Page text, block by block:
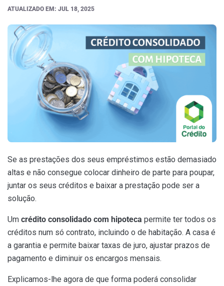
ATUALIZADO EM: JUL 18, 2025
Se as prestações dos seus empréstimos estão demasiado
altas e não consegue colocar dinheiro de parte para poupar,
juntar os seus créditos e baixar a prestação pode ser a
solução.
Um crédito consolidado com hipoteca permite ter todos os
créditos num só contrato, incluindo o de habitação. A casa é
a garantia e permite baixar taxas de juro, ajustar prazos de
pagamento e diminuir os encargos mensais.
Explicamos-lhe agora de que forma poderá consolidar